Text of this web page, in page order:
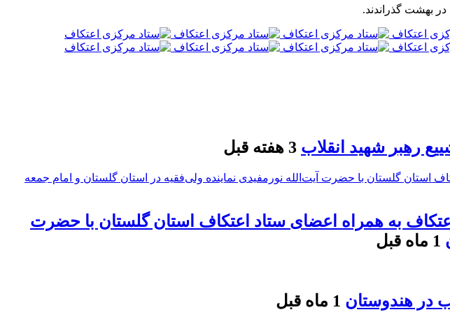
بهشت گذراندند.
رهبر شهید انقلاب 3 هفته قبل
به همراه اعضای ستاد اعتکاف استان گلستان با حضرت
1 ماه قبل
در هندوستان 1 ماه قبل